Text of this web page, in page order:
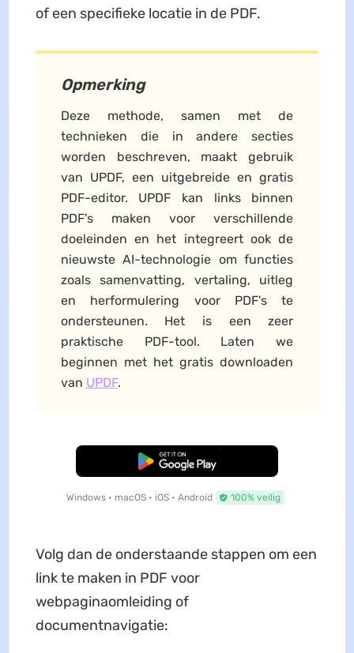
of een specifieke locatie in de PDF.
Opmerking
Deze methode, samen met de
technieken die in andere secties
worden beschreven, maakt gebruik
van UPDF, een uitgebreide en gratis
PDF-editor. UPDF kan links binnen
PDF's maken voor verschillende
doeleinden en het integreert ook de
nieuwste AI-technologie om functies
zoals samenvatting, vertaling, uitleg
en herformulering voor PDF's te
ondersteunen. Het is een zeer
praktische PDF-tool. Laten we
beginnen met het gratis downloaden
van UPDF.
Gratis Download
Windows • macOS • iOS • Android 100% veilig
Volg dan de onderstaande stappen om een
link te maken in PDF voor
webpaginaomleiding of
documentnavigatie: